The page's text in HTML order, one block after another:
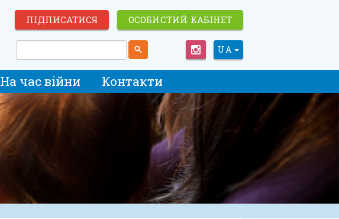
ПІДПИСАТИСЯ ОСОБИСТИЙ КАБІНЕТ
UA
На час війни Контакти